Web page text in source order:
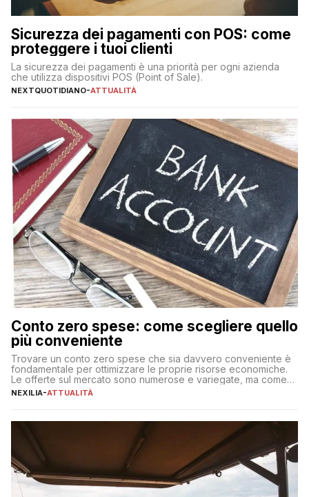
Sicurezza dei pagamenti con POS: come
proteggere i tuoi clienti
La sicurezza dei pagamenti è una priorità per ogni azienda
che utilizza dispositivi POS (Point of Sale).
NEXTQUOTIDIANO-ATTUALITÀ
Conto zero spese: come scegliere quello
più conveniente
Trovare un conto zero spese che sia davvero conveniente è
fondamentale per ottimizzare le proprie risorse economiche.
Le offerte sul mercato sono numerose e variegate, ma come
individuare quella più adatta alle proprie esigenze senza
sul […]
NEXILIA-ATTUALITÀ